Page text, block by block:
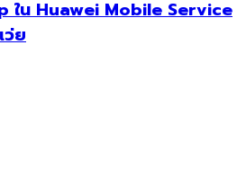
ใน Huawei Mobile Service
ว่ย